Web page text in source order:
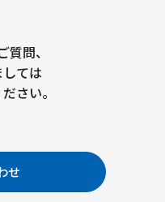
質問、
ては
さい。
せ